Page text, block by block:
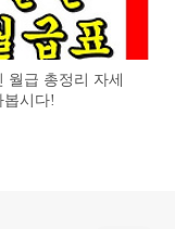
월급 총정리 자세
봅시다!